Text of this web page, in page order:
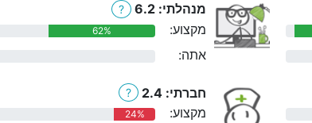
מנהלתי: 6.2 ?
מקצוע: 62%
אתה:
חברתי: 2.4 ?
מקצוע: 24%